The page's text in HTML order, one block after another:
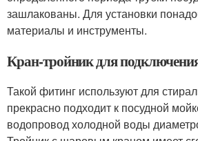
зашлакованы. Для установки
материалы и инструменты.
Кран-тройник для
Такой фитинг используют для
прекрасно подходит к посудной
водопровод холодной воды